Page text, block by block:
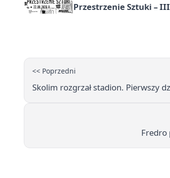
Przestrzenie Sztuki –
<< Poprzedni
Skolim rozgrzał stadion. Pierwszy
Fredro